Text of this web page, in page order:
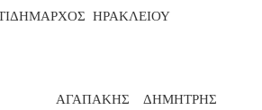
ΗΡΑΚΛΕΙΟΥ
ΑΓΑΠΑΚΗΣ ΔΗΜΗΤΡΗΣ